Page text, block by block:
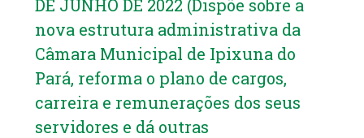
DE JUNHO DE 2022 (Dispõe sobre a
nova estrutura administrativa da
Câmara Municipal de Ipixuna do
Pará, reforma o plano de cargos,
carreira e remunerações dos seus
servidores e dá outras